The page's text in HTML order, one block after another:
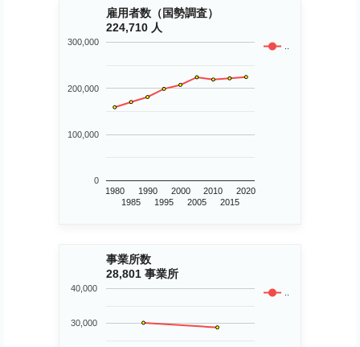
雇用者数（国勢調査）
224,710 人
..
1980
1985
1990
1995
2000
2005
2010
2015
2020
0
100,000
200,000
300,000
事業所数
28,801 事業所
..
30,000
40,000